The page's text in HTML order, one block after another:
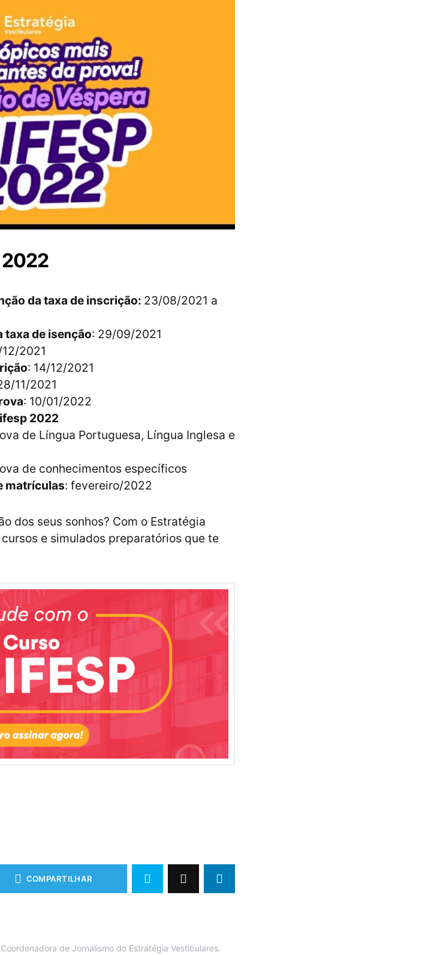
da taxa de inscrição: 23/08/2021 a
taxa de isenção: 29/09/2021
2021
: 14/12/2021
11/2021
: 10/01/2022
2022
de Língua Portuguesa, Língua Inglesa e
de conhecimentos específicos
matrículas: fevereiro/2022
dos seus sonhos? Com o Estratégia
e simulados preparatórios que te
COMPARTILHAR
de Jornalismo do Estratégia Vestibulares.